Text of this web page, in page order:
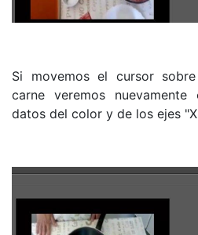
Si movemos el cursor
carne veremos
datos del color y de los ejes